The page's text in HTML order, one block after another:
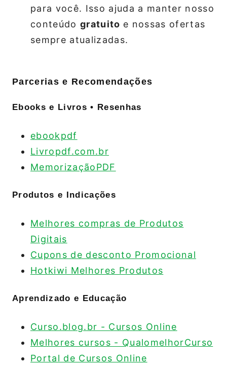
para você. Isso ajuda a manter nosso
conteúdo gratuito e nossas ofertas
sempre atualizadas.
Parcerias e Recomendações
Ebooks e Livros • Resenhas
ebookpdf
Livropdf.com.br
MemorizaçãoPDF
Produtos e Indicações
Melhores compras de Produtos
Digitais
Cupons de desconto Promocional
Hotkiwi Melhores Produtos
Aprendizado e Educação
Curso.blog.br - Cursos Online
Melhores cursos - QualomelhorCurso
Portal de Cursos Online